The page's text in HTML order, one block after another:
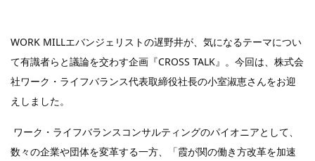
WORK MILLエバンジェリストの遅野井が、気になるテーマについ
て有識者らと議論を交わす企画『CROSS TALK』。今回は、株式会
社ワーク・ライフバランス代表取締役社長の小室淑恵さんをお迎
えしました。
ワーク・ライフバランスコンサルティングのパイオニアとして、
数々の企業や団体を変革する一方、「霞が関の働き方改革を加速